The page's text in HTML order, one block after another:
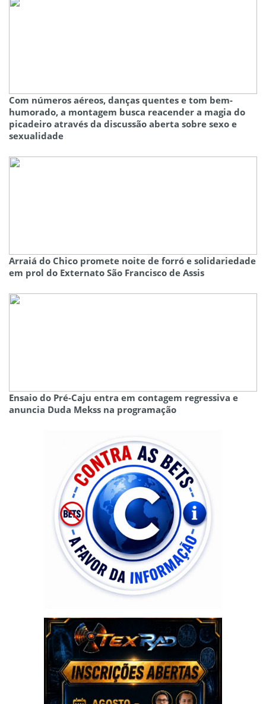
Com números aéreos, danças quentes e tom bem-
humorado, a montagem busca reacender a magia do
picadeiro através da discussão aberta sobre sexo e
sexualidade
Arraiá do Chico promete noite de forró e solidariedade
em prol do Externato São Francisco de Assis
Ensaio do Pré-Caju entra em contagem regressiva e
anuncia Duda Mekss na programação